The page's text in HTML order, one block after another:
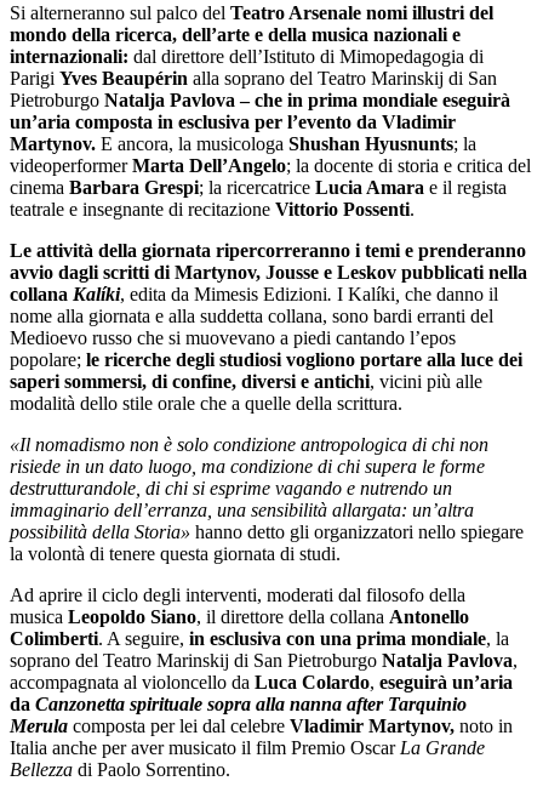
Si alterneranno sul palco del Teatro Arsenale nomi illustri del
mondo della ricerca, dell’arte e della musica nazionali e
internazionali: dal direttore dell’Istituto di Mimopedagogia di
Parigi Yves Beaupérin alla soprano del Teatro Marinskij di San
Pietroburgo Natalja Pavlova ‒ che in prima mondiale eseguirà
un’aria composta in esclusiva per l’evento da Vladimir
Martynov. E ancora, la musicologa Shushan Hyusnunts; la
videoperformerMarta Dell’Angelo; la docente di storia e critica del
cinema Barbara Grespi; la ricercatrice Lucia Amara e il regista
teatrale e insegnante di recitazione Vittorio Possenti.
Le attività della giornata ripercorreranno i temi e prenderanno
avvio dagli scritti di Martynov, Jousse e Leskov pubblicati nella
collana Kalíki, edita da Mimesis Edizioni. I Kalíki che danno il
nome alla giornata e alla suddetta collana, sono bardi erranti del
Medioevo russo che si muovevano a piedi cantando l’epos
popolare; le ricerche degli studiosi vogliono portare alla luce dei
saperi sommersi, di confine, diversi e antichi, vicini più alle
modalità dello stile orale che a quelle della scrittura.
«Il nomadismo non è solo condizione antropologica di chi non
risiede in un dato luogo, ma condizione di chi supera le forme
destrutturandole, di chi si esprime vagando e nutrendo un
immaginario dell’erranza, una sensibilità allargata: un’altra
possibilità della Storia» hanno detto gli organizzatori nello spiegare
la volontà di tenere questa giornata di studi.
Ad aprire il ciclo degli interventi, moderati dal filosofo della
musica Leopoldo Siano, il direttore della collana Antonello
Colimberti. A seguire, in esclusiva con una prima mondiale, la
soprano del Teatro Marinskij di San Pietroburgo Natalja Pavlova,
accompagnata al violoncello da Luca Colardo, eseguirà un’aria
da Canzonetta spirituale sopra alla nanna after Tarquinio
Merula composta per lei dal celebre Vladimir Martynov, noto in
Italia anche per aver musicato il film Premio Oscar La Grande
Bellezza di Paolo Sorrentino.